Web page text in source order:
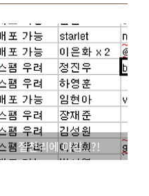
절찬리에 마감...?!